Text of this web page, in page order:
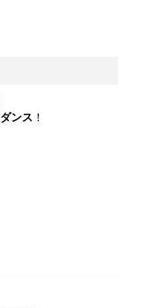
ダンス ！